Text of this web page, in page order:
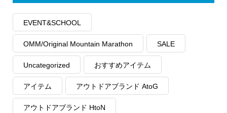
EVENT&SCHOOL
OMM/Original Mountain Marathon SALE
Uncategorized おすすめアイテム
アイテム アウトドアブランド AtoG
アウトドアブランド HtoN